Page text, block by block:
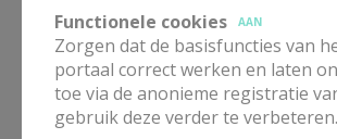
Eerste
in onze PE
Functionele cookies
AAN
Zorgen dat de basisfuncties van
portaal correct werken en laten
toe via de anonieme registratie
gebruik deze verder te verbeteren.